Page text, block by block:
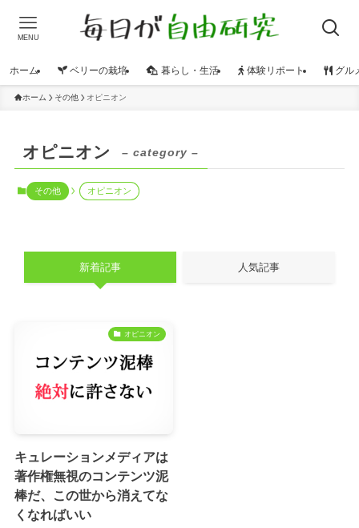
MENU
ホーム ベリーの栽培 暮らし・生活 体験リポート グル
ホーム その他 オピニオン
オピニオン – category –
その他 オピニオン
新着記事 人気記事
オピニオン
キュレーションメディアは
著作権無視のコンテンツ泥
棒だ、この世から消えてな
くなればいい